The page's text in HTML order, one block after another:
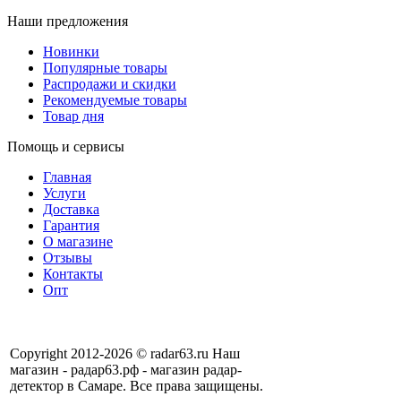
Наши предложения
Новинки
Популярные товары
Распродажи и скидки
Рекомендуемые товары
Товар дня
Помощь и сервисы
Главная
Услуги
Доставка
Гарантия
О магазине
Отзывы
Контакты
Опт
Copyright 2012-2026 © radar63.ru Наш
магазин - радар63.рф - магазин радар-
детектор в Самаре. Все права защищены.